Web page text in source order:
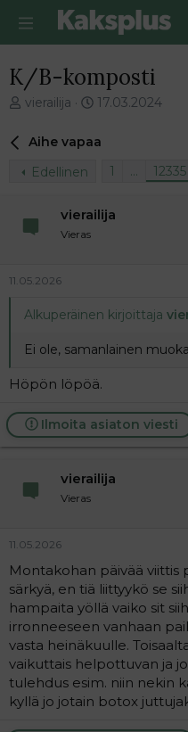
K/B-komposti
V
e
t
e
t
n
l
i
t
j
a
vierailija
E
s
i
e
t
17.03.2024
Aihe vapaa
Edellinen
1 … 12335
vierailija
Vieras
11.05.2026
Alkuperäinen kirjoittaja
Ei ole, samanlainen
Höpön löpöä.
Ilmoita asiaton viesti
vierailija
Vieras
11.05.2026
Montakohan päivää viittis
särkyä, en tiä liittyykö se
hampaita yöllä vaiko sit
irronneeseen vanhaan
vasta heinäkuulle.
vaikuttais helpottuvan ja
tulehdus esim. niin nekin
kyllä jo jotain botox